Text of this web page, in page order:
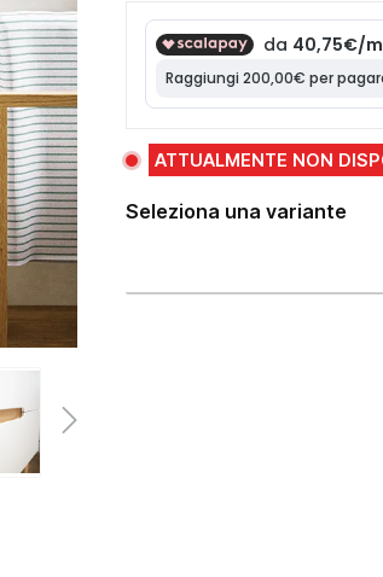
ATTUALMENTE NON
Seleziona una variante